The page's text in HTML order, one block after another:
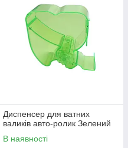
Диспенсер для ватних
валиків авто-ролик Зелений
В наявності